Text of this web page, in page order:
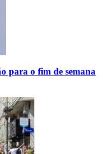
para o fim de semana